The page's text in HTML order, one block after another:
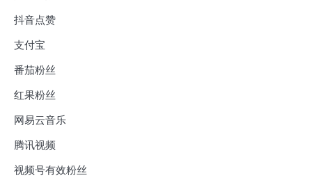
抖音点赞
支付宝
番茄粉丝
红果粉丝
网易云音乐
腾讯视频
视频号有效粉丝